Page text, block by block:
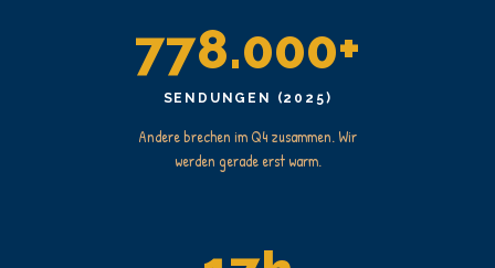
778.000+
SENDUNGEN (2025)
Andere brechen im Q4 zusammen. Wir
werden gerade erst warm.